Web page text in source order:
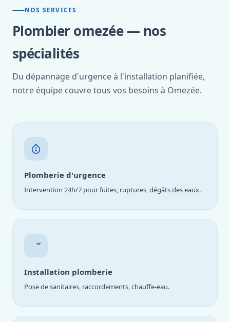
NOS SERVICES
Plombier omezée — nos
spécialités
Du dépannage d'urgence à l'installation planifiée,
notre équipe couvre tous vos besoins à Omezée.
Plomberie d'urgence
Intervention 24h/7 pour fuites, ruptures, dégâts des eaux.
Installation plomberie
Pose de sanitaires, raccordements, chauffe-eau.